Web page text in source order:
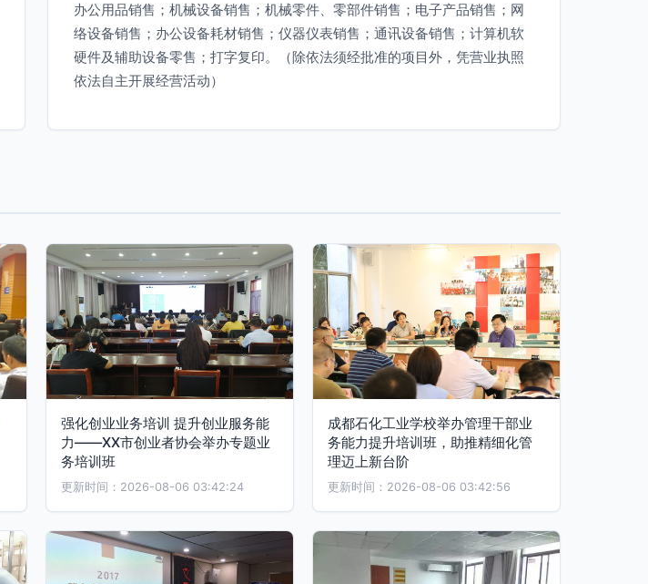
办公用品销售；机械设备销售；机械零件、零部件销售；电子产品销售；网
络设备销售；办公设备耗材销售；仪器仪表销售；通讯设备销售；计算机软
硬件及辅助设备零售；打字复印。（除依法须经批准的项目外，凭营业执照
依法自主开展经营活动）
强化创业业务培训 提升创业服务能
力——XX市创业者协会举办专题业
务培训班
更新时间：2026-08-06 03:42:24
成都石化工业学校举办管理干部业
务能力提升培训班，助推精细化管
理迈上新台阶
更新时间：2026-08-06 03:42:56